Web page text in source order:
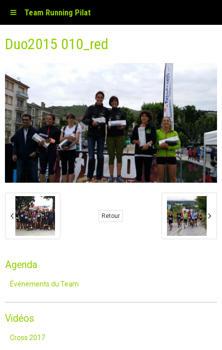
Team Running Pilat
Duo2015 010_red
Retour
Agenda
Événements du Team
Vidéos
Cross 2017